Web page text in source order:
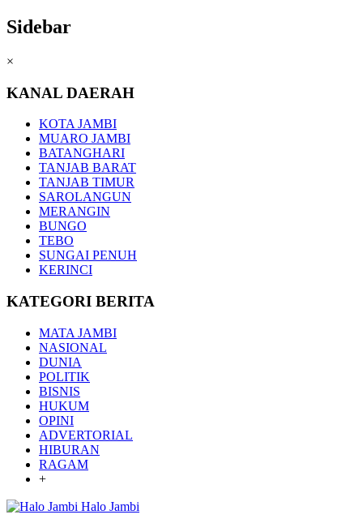
Sidebar
×
KANAL DAERAH
KOTA JAMBI
MUARO JAMBI
BATANGHARI
TANJAB BARAT
TANJAB TIMUR
SAROLANGUN
MERANGIN
BUNGO
TEBO
SUNGAI PENUH
KERINCI
KATEGORI BERITA
MATA JAMBI
NASIONAL
DUNIA
POLITIK
BISNIS
HUKUM
OPINI
ADVERTORIAL
HIBURAN
RAGAM
+
Halo Jambi